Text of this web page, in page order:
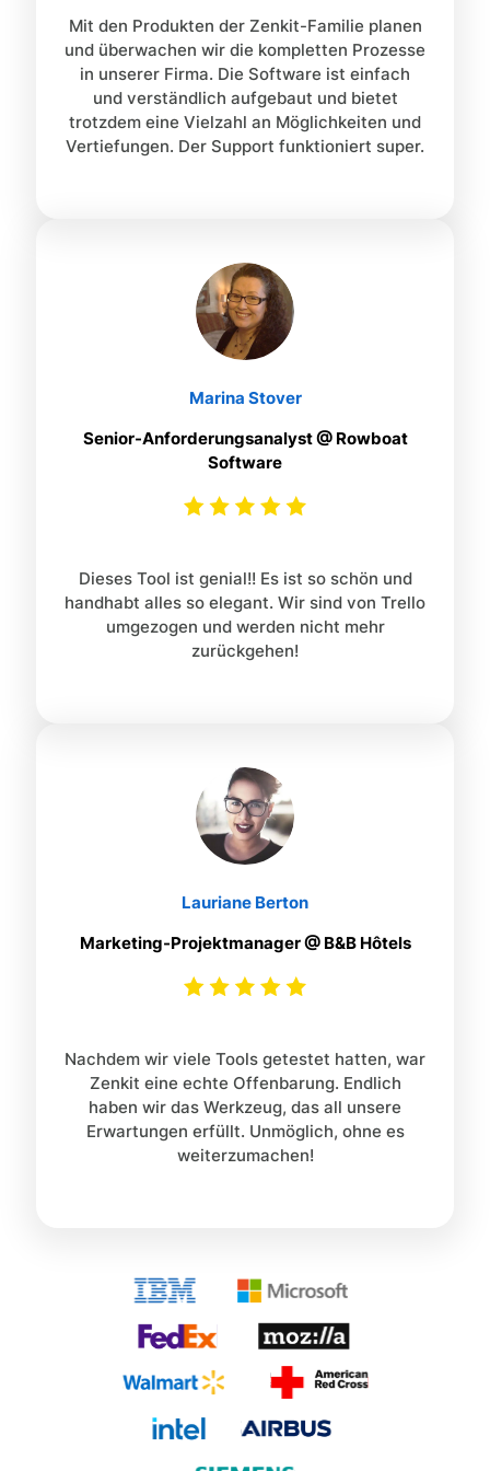
Mit den Produkten der Zenkit-Familie planen
und überwachen wir die kompletten Prozesse
in unserer Firma. Die Software ist einfach
und verständlich aufgebaut und bietet
trotzdem eine Vielzahl an Möglichkeiten und
Vertiefungen. Der Support funktioniert super.
Marina Stover
Senior-Anforderungsanalyst @ Rowboat
Software
Dieses Tool ist genial!! Es ist so schön und
handhabt alles so elegant. Wir sind von Trello
umgezogen und werden nicht mehr
zurückgehen!
Lauriane Berton
Marketing-Projektmanager @ B&B Hôtels
Nachdem wir viele Tools getestet hatten, war
Zenkit eine echte Offenbarung. Endlich
haben wir das Werkzeug, das all unsere
Erwartungen erfüllt. Unmöglich, ohne es
weiterzumachen!